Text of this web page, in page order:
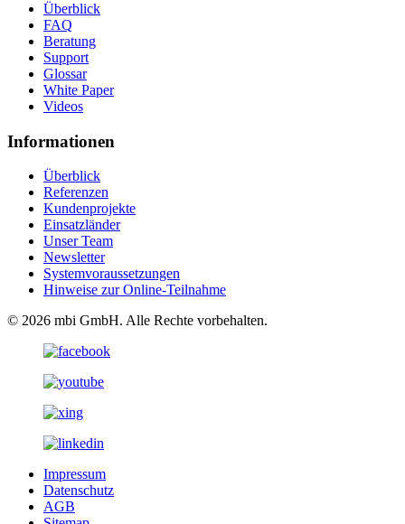
Überblick
FAQ
Beratung
Support
Glossar
White Paper
Videos
Informationen
Überblick
Referenzen
Kundenprojekte
Einsatzländer
Unser Team
Newsletter
Systemvoraussetzungen
Hinweise zur Online-Teilnahme
© 2026 mbi GmbH. Alle Rechte vorbehalten.
Impressum
Datenschutz
AGB